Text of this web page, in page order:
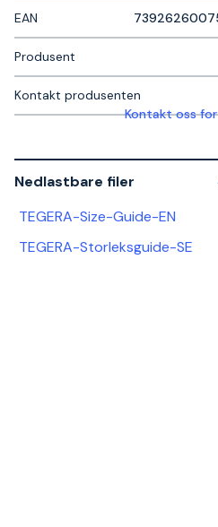
EAN
Produsent
Kontakt produsenten
Kontakt oss for
Nedlastbare filer
TEGERA-Size-Guide-EN
TEGERA-Storleksguide-SE